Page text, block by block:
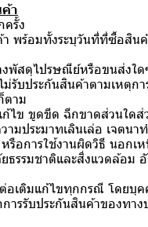
า
ครั้ง
พร้อมทั้งระบุวันที่ที่ซื้อสิน
พัสดุไปรษณีย์หรือขนส่งใด
ระกันสินค้าตามเหตุการ
ตาม
ก้ไข ขูดขีด ฉีกขาดส่วนใด
ามประมาทเลินเล่อ เจตน
อการใช้งานผิดวิธี นอกเ
ธรรมชาติและสิ่งแวดล้อม
อเติมแก้ไขทุกกรณี โดยบุ
ารรับประกันสินค้าของทา